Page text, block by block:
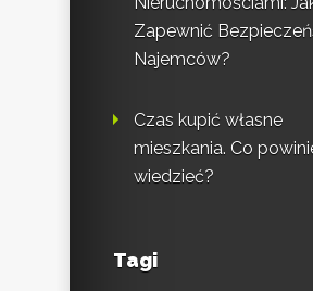
Zapewnić
Najemców?
Czas kupić własne
mieszkania. Co
wiedzieć?
Tagi